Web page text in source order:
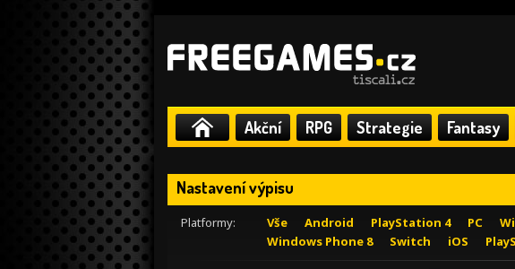
Akční RPG Strategie Fantasy
Nastavení výpisu
Platformy: Vše Android PlayStation 4 PC
Windows Phone 8
Switch iOS